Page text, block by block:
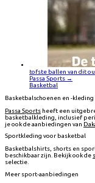
tofste ballen van dit
Passa Sports →
Basketbal
Basketbalschoenen en -kleding
Passa Sports heeft een
basketbalkleding, inclusief
je ook de aanbiedingen van
Sportkleding voor basketbal
Basketbalshirts, shorts en
beschikbaar zijn. Bekijk ook de
selectie.
Meer sport-aanbiedingen